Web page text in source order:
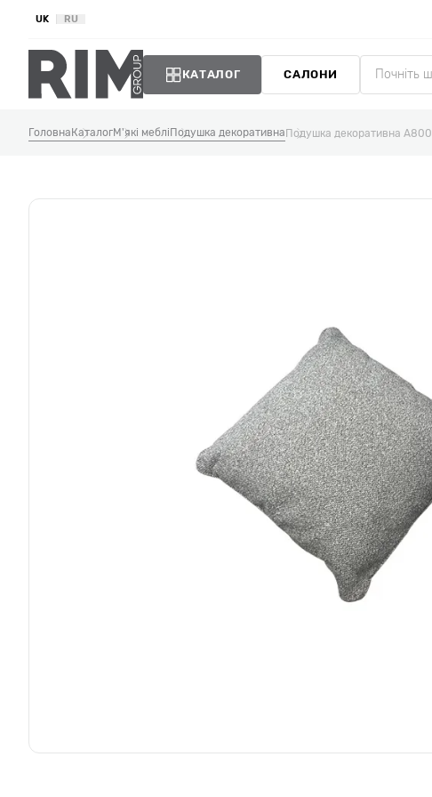
UK RU
КАТАЛОГ САЛОНИ
Головна КаталогМ'які меблі Подушка декоративнаПодушка декоративна A800